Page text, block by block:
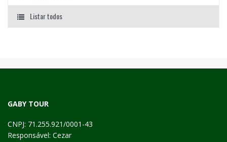
Listar todos
GABY TOUR
CNPJ: 71.255.921/0001-43
Responsável: Cezar